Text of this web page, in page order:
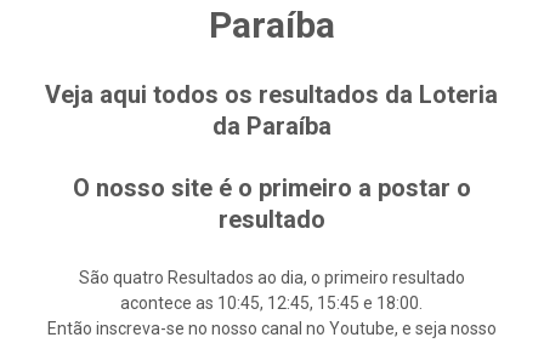
Paraíba
Veja aqui todos os resultados da Loteria
da Paraíba
O nosso site é o primeiro a postar o
resultado
São quatro Resultados ao dia, o primeiro resultado
acontece as 10:45, 12:45, 15:45 e 18:00.
Então inscreva-se no nosso canal no Youtube, e seja nosso